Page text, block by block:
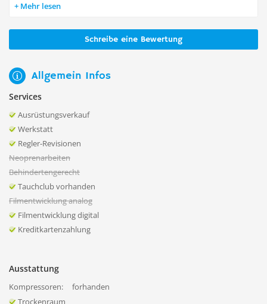
Mehr lesen
Schreibe eine Bewertung
Allgemein Infos
Services
Ausrüstungsverkauf
Werkstatt
Regler-Revisionen
Neoprenarbeiten
Behindertengerecht
Tauchclub vorhanden
Filmentwicklung analog
Filmentwicklung digital
Kreditkartenzahlung
Ausstattung
Kompressoren:
forhanden
Trockenraum